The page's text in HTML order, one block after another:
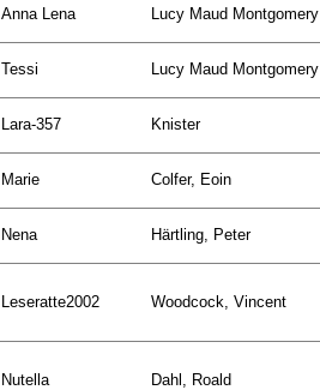
Anna Lena Lucy Maud Montgomery
Tessi Lucy Maud Montgomery
Lara-357 Knister
Marie Colfer, Eoin
Nena Härtling, Peter
Leseratte2002 Woodcock, Vincent
Nutella Dahl, Roald